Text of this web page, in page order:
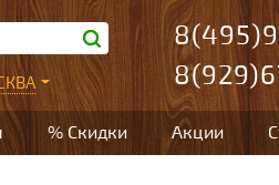
% Скидки Акции